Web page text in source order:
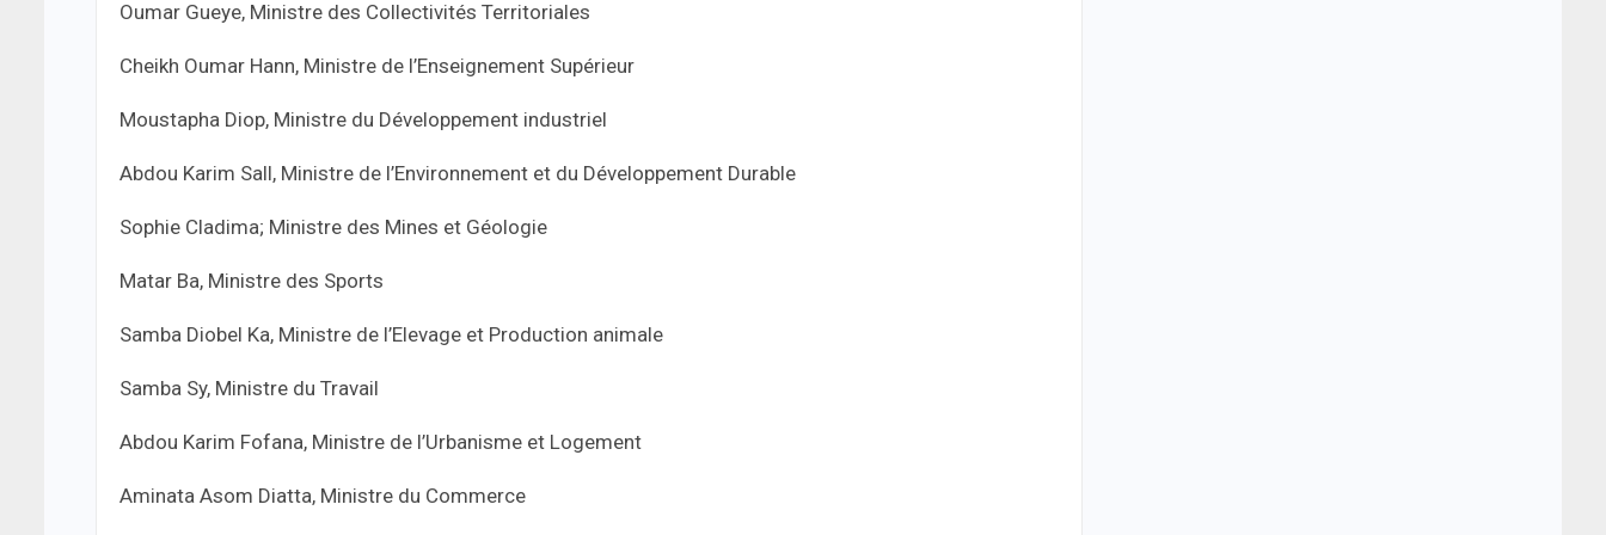
Oumar Gueye, Ministre des Collectivités Territoriales
Cheikh Oumar Hann, Ministre de l’Enseignement Supérieur
Moustapha Diop, Ministre du Développement industriel
Abdou Karim Sall, Ministre de l’Environnement et du Développement Durable
Sophie Cladima; Ministre des Mines et Géologie
Matar Ba, Ministre des Sports
Samba Diobel Ka, Ministre de l’Elevage et Production animale
Samba Sy, Ministre du Travail
Abdou Karim Fofana, Ministre de l’Urbanisme et Logement
Aminata Asom Diatta, Ministre du Commerce